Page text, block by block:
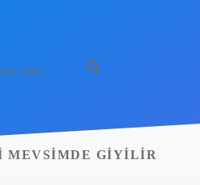
Uyarı
MEVSIMDE GIYILIR